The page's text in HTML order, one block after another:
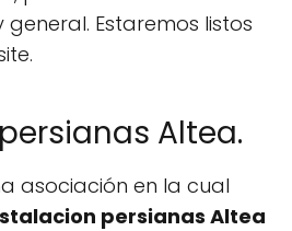
Estaremos listos
Altea.
asociación en la cual
persianas Altea